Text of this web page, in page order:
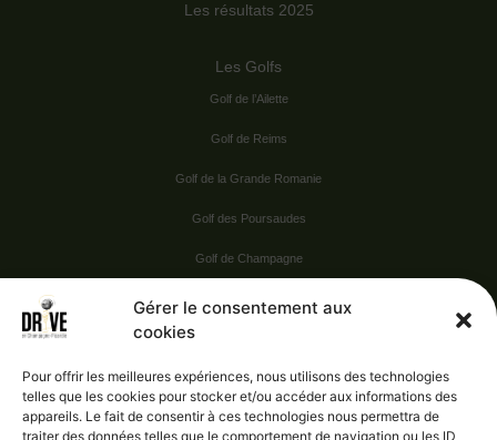
Gérer le consentement aux
cookies
Pour offrir les meilleures expériences, nous utilisons des technologies
telles que les cookies pour stocker et/ou accéder aux informations des
appareils. Le fait de consentir à ces technologies nous permettra de
traiter des données telles que le comportement de navigation ou les ID
Les résultats 2025
Les Golfs
Golf de l’Ailette
Golf de Reims
Golf de la Grande Romanie
Golf des Poursaudes
Golf de Champagne
Vie pratique